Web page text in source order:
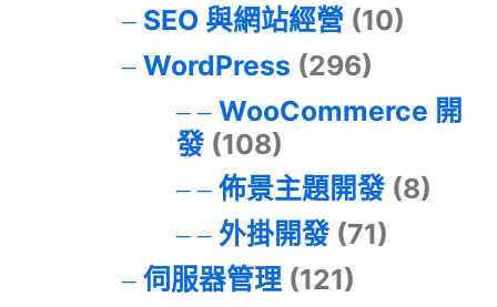
SEO 與網站經營 (10)
WordPress (296)
WooCommerce 開
發(108)
佈景主題開發(8)
外掛開發(71)
伺服器管理(121)